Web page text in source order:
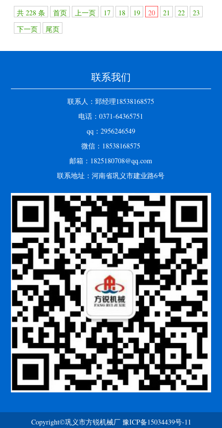
共 228 条 首页 上一页 17 18 19 20 21 22
23
下一页
尾页
联系我们
联系人：郅经理18538168575
电话：0371-64365751
qq：2956246549
微信：18538168575
邮箱：1825180708@qq.com
联系地址：河南省巩义市建业路6号
Copyright©巩义市方锐机械厂 豫ICP备15034439号-11